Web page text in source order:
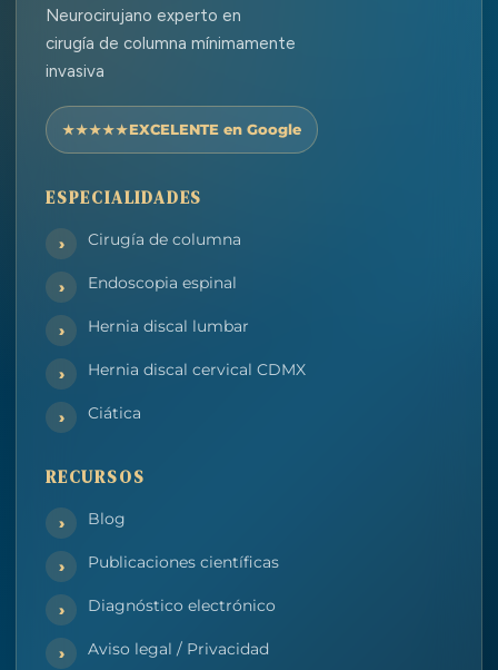
Neurocirujano experto en
cirugía de columna mínimamente
invasiva
EXCELENTE en Google
ESPECIALIDADES
Cirugía de columna
Endoscopia espinal
Hernia discal lumbar
Hernia discal cervical CDMX
Ciática
RECURSOS
Blog
Publicaciones científicas
Diagnóstico electrónico
Aviso legal / Privacidad